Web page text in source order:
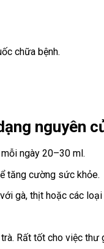
chữa bệnh.
nguyên
ngày 20–30 ml.
tăng cường sức khỏe.
gà, thịt hoặc các
Rất tốt cho việc